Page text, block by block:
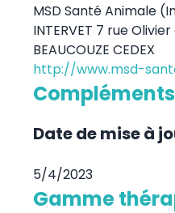
MSD Santé Animale
INTERVET 7 rue
BEAUCOUZE CEDEX
http://www.msd-
Date de mise à
5/4/2023
Gamme